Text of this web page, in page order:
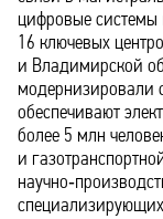
цифровые
16 ключевых
и Владимирской
модернизировали
обеспечивают
более 5 млн
и